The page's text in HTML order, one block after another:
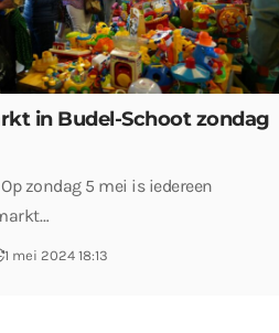
in Budel-Schoot zondag
zondag 5 mei is iedereen
1 mei 2024 18:13